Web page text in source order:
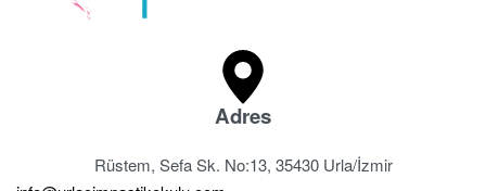
Adres
Rüstem, Sefa Sk. No:13, 35430 Urla/İzmir